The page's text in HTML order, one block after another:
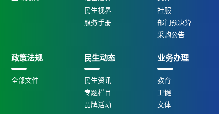
民生视界
服务手册
社服
部门预决算
采购公告
政策法规
全部文件
民生动态
民生资讯
专题栏目
品牌活动
业务办理
教育
卫健
文体